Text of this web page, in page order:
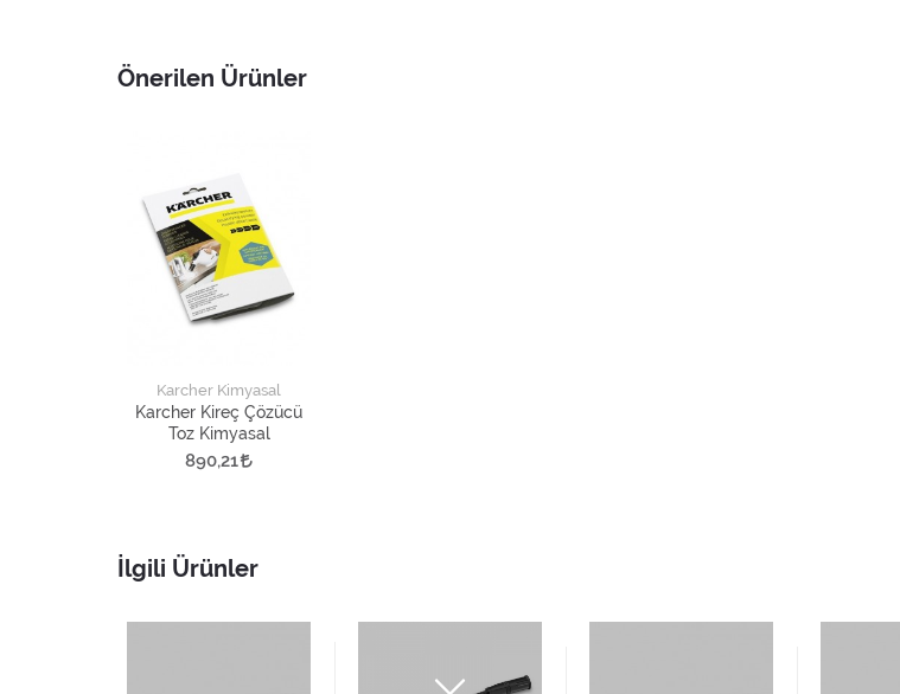
Önerilen Ürünler
Karcher Kimyasal
Karcher Kireç Çözücü
Toz Kimyasal
890,21
İlgili Ürünler